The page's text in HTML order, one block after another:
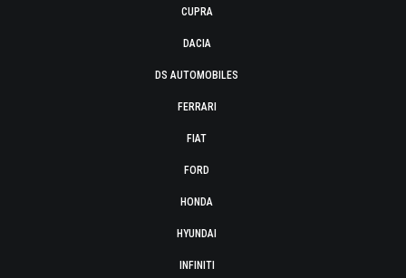
CUPRA
DACIA
DS AUTOMOBILES
FERRARI
FIAT
FORD
HONDA
HYUNDAI
INFINITI